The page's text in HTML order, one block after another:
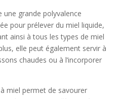
une grande polyvalence
pour prélever du miel liquide,
ainsi à tous les types de miel
elle peut également servir à
chaudes ou à l’incorporer
à miel permet de savourer